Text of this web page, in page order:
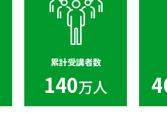
累計受講者数
140万人